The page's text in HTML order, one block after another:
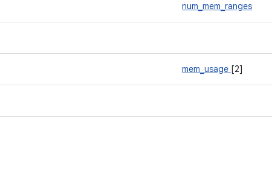
num_mem_ranges
mem_usage [2]